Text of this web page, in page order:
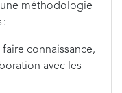
une méthodologie
:
connaissance,
avec les